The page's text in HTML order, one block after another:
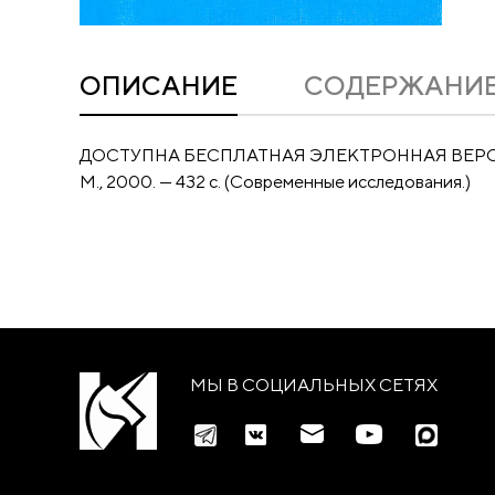
ОПИСАНИЕ
ДОСТУПНА БЕСПЛАТНАЯ ЭЛЕКТРОННАЯ
М., 2000. — 432 с. (Современные исследования.)
МЫ В СОЦИАЛЬНЫХ СЕТЯХ